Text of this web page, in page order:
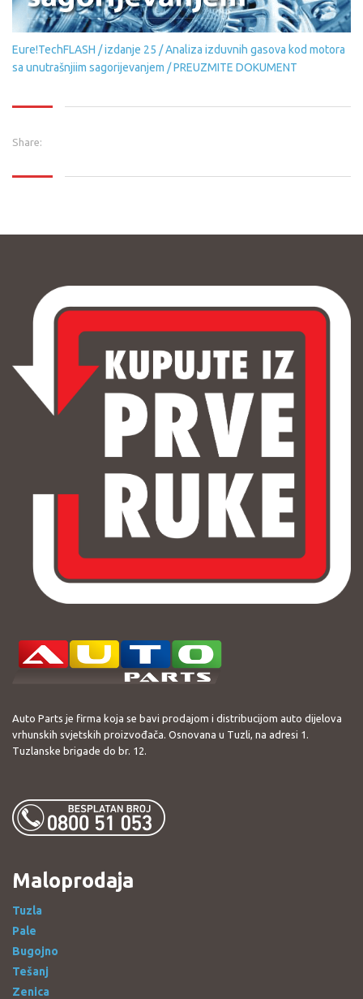
Eure!TechFLASH / izdanje 25 / Analiza izduvnih gasova kod motora
sa unutrašnjiim sagorijevanjem / PREUZMITE DOKUMENT
Share:
Auto Parts je firma koja se bavi prodajom i distribucijom auto dijelova
vrhunskih svjetskih proizvođača. Osnovana u Tuzli, na adresi 1.
Tuzlanske brigade do br. 12.
Maloprodaja
Tuzla
Pale
Bugojno
Tešanj
Zenica